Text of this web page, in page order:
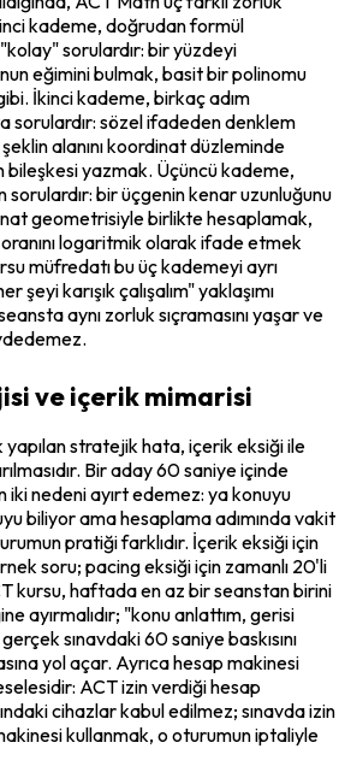
kademe, doğrudan formül
sorulardır: bir yüzdeyi
eğimini bulmak, basit bir polinomu
İkinci kademe, birkaç adım
sorulardır: sözel ifadeden denklem
alanını koordinat düzleminde
yazmak. Üçüncü kademe,
bir üçgenin kenar uzunluğunu
geometrisiyle birlikte hesaplamak,
logaritmik olarak ifade etmek
müfredatı bu üç kademeyi ayrı
karışık çalışalım" yaklaşımı
aynı zorluk sıçramasını yaşar ve
ve içerik mimarisi
yapılan stratejik hata, içerik eksiği ile
Bir aday 60 saniye içinde
iki nedeni ayırt edemez: ya konuyu
biliyor ama hesaplama adımında vakit
pratiği farklıdır. İçerik eksiği için
soru; pacing eksiği için zamanlı 20'li
kursu, haftada en az bir seanstan birini
ayırmalıdır; "konu anlattım, gerisi
sınavdaki 60 saniye baskısını
yol açar. Ayrıca hesap makinesi
ACT izin verdiği hesap
cihazlar kabul edilmez; sınavda izin
kullanmak, o oturumun iptaliyle